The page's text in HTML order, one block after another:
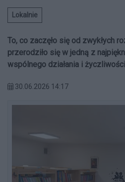
Lokalnie
To, co zaczęło się od zwykłych
przerodziło się w jedną z
wspólnego działania i
30.06.2026 14:17